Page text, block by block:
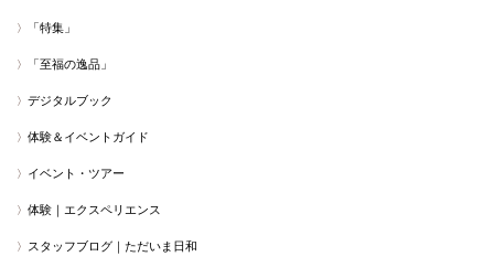
「特集」
「至福の逸品」
デジタルブック
体験＆イベントガイド
イベント・ツアー
体験｜エクスペリエンス
スタッフブログ｜ただいま日和